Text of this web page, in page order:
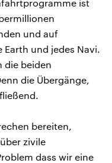
ist
und auf
und jedes Navi.
die beiden
die Übergänge,
bereiten,
zivile
dass wir eine